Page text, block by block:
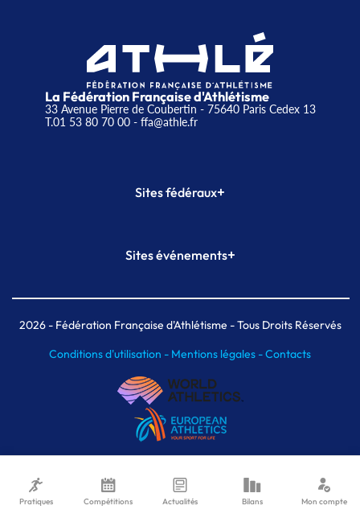
La Fédération Française d'Athlétisme
33 Avenue Pierre de Coubertin - 75640 Paris Cedex 13
T.01 53 80 70 00- ffa@athle.fr
Sites fédéraux+
Plateforme Formation
Sites événements+
Meeting de Paris indoor
MAIF Ekiden de Paris
2026- Fédération Française d'Athlétisme - Tous Droits Réservés
Conditions d'utilisation - Mentions légales -Contacts
Pratiques Compétitions Actualités Bilans Mon compte